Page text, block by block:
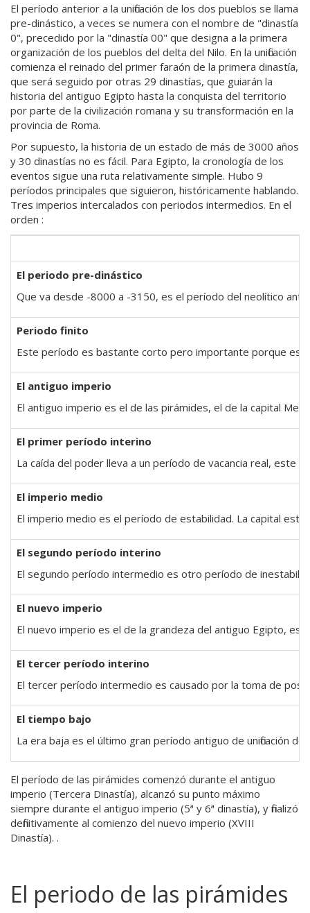
El período anterior a la unificación de los dos pueblos se llama
pre-dinástico, a veces se numera con el nombre de "dinastía
0", precedido por la "dinastía 00" que designa a la primera
organización de los pueblos del delta del Nilo. En la unificación
comienza el reinado del primer faraón de la primera dinastía,
que será seguido por otras 29 dinastías, que guiarán la
historia del antiguo Egipto hasta la conquista del territorio
por parte de la civilización romana y su transformación en la
provincia de Roma.
Por supuesto, la historia de un estado de más de 3000 años
y 30 dinastías no es fácil. Para Egipto, la cronología de los
eventos sigue una ruta relativamente simple. Hubo 9
períodos principales que siguieron, históricamente hablando.
Tres imperios intercalados con periodos intermedios. En el
orden :
El periodo pre-dinástico
Que va desde -8000 a -3150, es el período del neolítico
Periodo finito
Este período es bastante corto pero importante porque es
El antiguo imperio
El antiguo imperio es el de las pirámides, el de la capital
El primer período interino
La caída del poder lleva a un período de vacancia real, este
El imperio medio
El imperio medio es el período de estabilidad. La capital
El segundo período interino
El segundo período intermedio es otro período de
El nuevo imperio
El nuevo imperio es el de la grandeza del antiguo Egipto,
El tercer período interino
El tercer período intermedio es causado por la toma de
El tiempo bajo
La era baja es el último gran período antiguo de unificación
El período de las pirámides comenzó durante el antiguo
imperio (Tercera Dinastía), alcanzó su punto máximo
siempre durante el antiguo imperio (5ª y 6ª dinastía), y finalizó
definitivamente al comienzo del nuevo imperio (XVIII
Dinastía). .
El periodo de las pirámides